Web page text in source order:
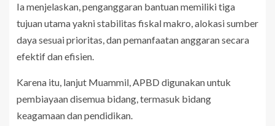
Ia menjelaskan, penganggaran bantuan memiliki tiga
tujuan utama yakni stabilitas fiskal makro, alokasi sumber
daya sesuai prioritas, dan pemanfaatan anggaran secara
efektif dan efisien.
Karena itu, lanjut Muammil, APBD digunakan untuk
pembiayaan disemua bidang, termasuk bidang
keagamaan dan pendidikan.